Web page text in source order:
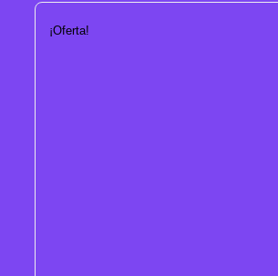
¡Oferta!